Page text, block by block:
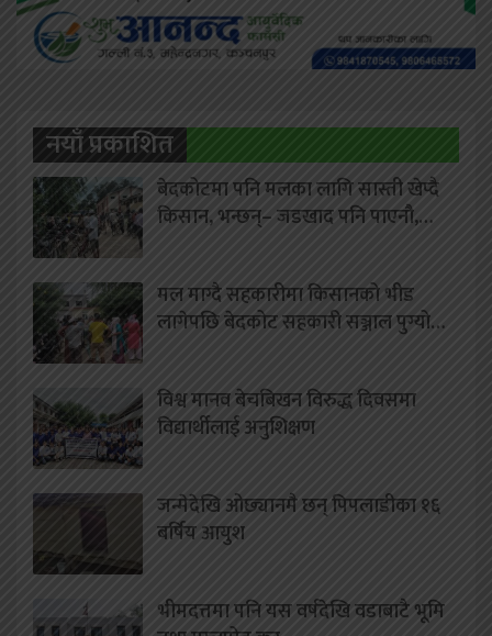
नयाँ प्रकाशित
बेदकोटमा पनि मलका लागि सास्ती खेप्दै
किसान, भन्छन्– जडखाद पनि पाएनौ,…
मल माग्दै सहकारीमा किसानको भीड
लागेपछि बेदकोट सहकारी सञ्जाल पुग्यो…
विश्व मानव बेचबिखन विरुद्ध दिवसमा
विद्यार्थीलाई अनुशिक्षण
जन्मेदेखि ओछ्यानमै छन् पिपलाडीका १६
बर्षिय आयुश
भीमदत्तमा पनि यस वर्षदेखि वडाबाटै भूमि